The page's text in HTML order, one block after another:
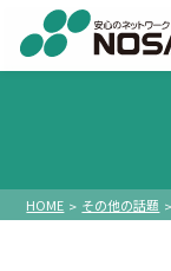
HOME その他の話題